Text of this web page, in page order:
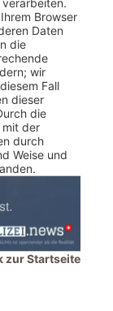
Browser
Daten
die
wir
Fall
dieser
die
mit der
durch
Weise und
zur Startseite